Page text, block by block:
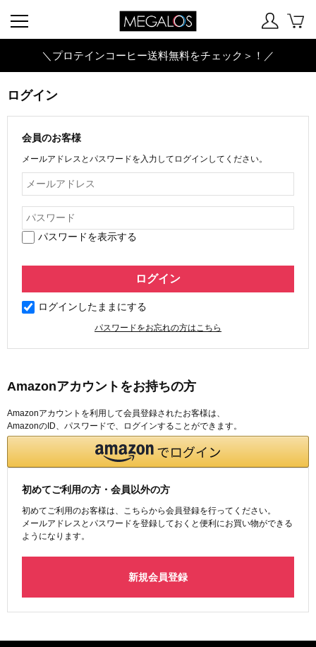
＼プロテインコーヒー送料無料をチェック＞！／
ログイン
会員のお客様
メールアドレスとパスワードを入力してログインしてください。
パスワードを表示する
ログインしたままにする
パスワードをお忘れの方はこちら
Amazonアカウントをお持ちの方
Amazonアカウントを利用して会員登録されたお客様は、
AmazonのID、パスワードで、ログインすることができます。
初めてご利用の方・会員以外の方
初めてご利用のお客様は、こちらから会員登録を行ってください。
メールアドレスとパスワードを登録しておくと便利にお買い物ができる
ようになります。